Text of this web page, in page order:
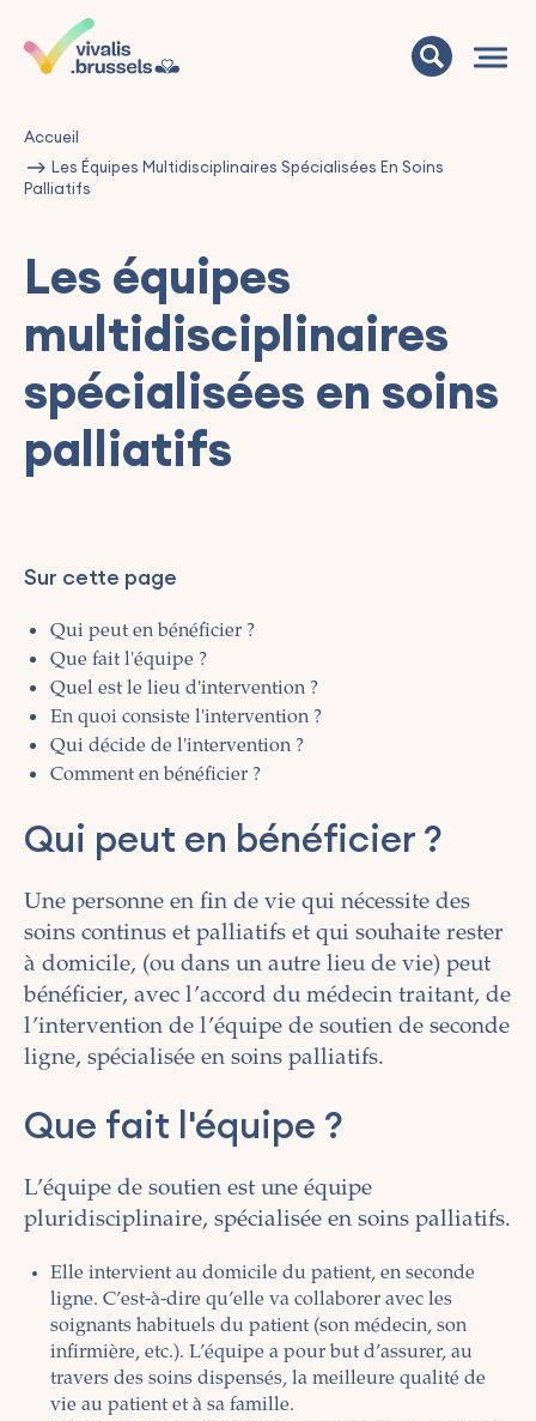
Accueil
Les Équipes Multidisciplinaires Spécialisées En Soins
Palliatifs
Les équipes
multidisciplinaires
spécialisées en soins
palliatifs
Sur cette page
Qui peut en bénéficier ?
Que fait l'équipe ?
Quel est le lieu d'intervention ?
En quoi consiste l'intervention ?
Qui décide de l'intervention ?
Comment en bénéficier ?
Qui peut en bénéficier ?
Une personne en fin de vie qui nécessite des
soins continus et palliatifs et qui souhaite rester
à domicile, (ou dans un autre lieu de vie) peut
bénéficier, avec l’accord du médecin traitant, de
l’intervention de l’équipe de soutien de seconde
ligne, spécialisée en soins palliatifs.
Que fait l'équipe ?
L’équipe de soutien est une équipe
pluridisciplinaire, spécialisée en soins palliatifs.
Elle intervient au domicile du patient, en seconde
ligne. C’est-à-dire qu’elle va collaborer avec les
soignants habituels du patient (son médecin, son
infirmière, etc.). L’équipe a pour but d’assurer, au
travers des soins dispensés, la meilleure qualité de
vie au patient et à sa famille.